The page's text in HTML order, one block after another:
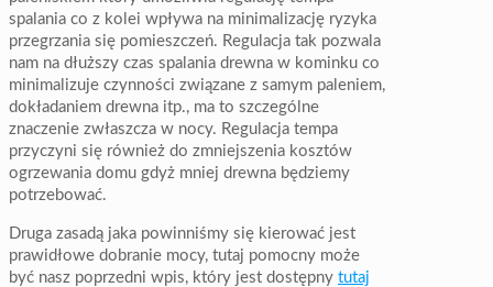
spalania co z kolei wpływa na minimalizację ryzyka
przegrzania się pomieszczeń. Regulacja tak pozwala
nam na dłuższy czas spalania drewna w kominku co
minimalizuje czynności związane z samym paleniem,
dokładaniem drewna itp., ma to szczególne
znaczenie zwłaszcza w nocy. Regulacja tempa
przyczyni się również do zmniejszenia kosztów
ogrzewania domu gdyż mniej drewna będziemy
potrzebować.
Druga zasadą jaka powinniśmy się kierować jest
prawidłowe dobranie mocy, tutaj pomocny może
być nasz poprzedni wpis, który jest dostępny tutaj